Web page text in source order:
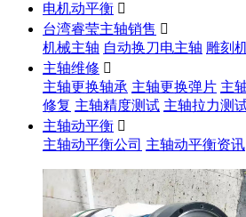
电机动平衡 
台湾睿莹主轴销售 
机械主轴 自动换刀电主轴 雕刻
主轴维修 
主轴更换轴承 主轴更换弹片 主
修复 主轴精度测试 主轴拉力测
主轴动平衡 
主轴动平衡公司 主轴动平衡资讯